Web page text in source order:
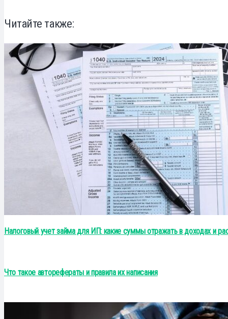
Читайте также:
Налоговый учет займа для ИП: какие суммы отражать в доходах и
Что такое авторефераты и правила их написания